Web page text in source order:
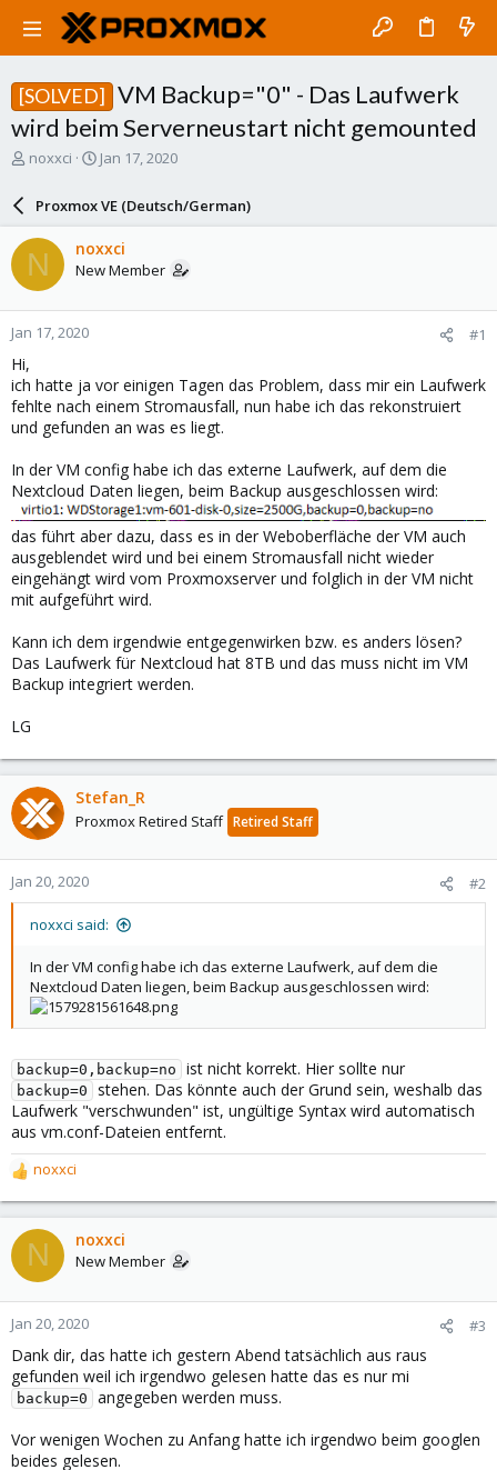
[SOLVED]
VM Backup="0" - Das Laufwerk
wird beim Serverneustart nicht gemounted
T
a
d
s
t
a
r
e
r
noxxci
S
a
r
d
a
e
Jan 17, 2020
Proxmox VE (Deutsch/German)
N noxxci
New Member
Jan 17, 2020 #1
Hi,
ich hatte ja vor einigen Tagen das Problem, dass mir ein Laufwerk
fehlte nach einem Stromausfall, nun habe ich das rekonstruiert
und gefunden an was es liegt.
In der VM config habe ich das externe Laufwerk, auf dem die
Nextcloud Daten liegen, beim Backup ausgeschlossen wird:
das führt aber dazu, dass es in der Weboberfläche der VM auch
ausgeblendet wird und bei einem Stromausfall nicht wieder
eingehängt wird vom Proxmoxserver und folglich in der VM nicht
mit aufgeführt wird.
Kann ich dem irgendwie entgegenwirken bzw. es anders lösen?
Das Laufwerk für Nextcloud hat 8TB und das muss nicht im VM
Backup integriert werden.
LG
Stefan_R
Proxmox Retired Staff Retired Staff
Jan 20, 2020 #2
noxxci said:
In der VM config habe ich das externe Laufwerk, auf dem die
Nextcloud Daten liegen, beim Backup ausgeschlossen wird:
backup=0,backup=no ist nicht korrekt. Hier sollte nur
backup=0
stehen. Das könnte auch der Grund sein, weshalb das
Laufwerk "verschwunden" ist, ungültige Syntax wird automatisch
aus vm.conf-Dateien entfernt.
R
e
a
c
t
o
n
s
:
noxxci
N noxxci
New Member
Jan 20, 2020 #3
Dank dir, das hatte ich gestern Abend tatsächlich aus raus
gefunden weil ich irgendwo gelesen hatte das es nur mi
backup=0
angegeben werden muss.
Vor wenigen Wochen zu Anfang hatte ich irgendwo beim googlen
beides gelesen.